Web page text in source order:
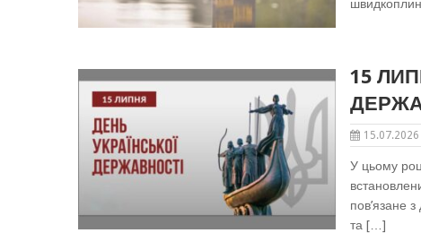
15
15.07.2026
У цьому
пов’язане
та […]